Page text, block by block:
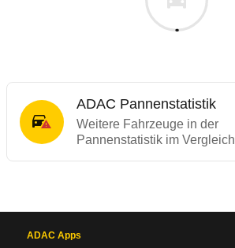
ADAC Pannenstatistik
Weitere Fahrzeuge in der
Pannenstatistik im Vergleich
ADAC Apps